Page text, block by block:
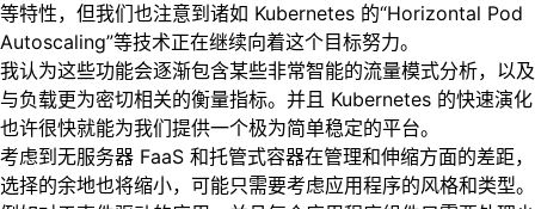
等特性，但我们也注意到诸如 Kubernetes 的“Horizontal Pod
Autoscaling”等技术正在继续向着这个目标努力。
我认为这些功能会逐渐包含某些非常智能的流量模式分析，以及
与负载更为密切相关的衡量指标。并且 Kubernetes 的快速演化
也许很快就能为我们提供一个极为简单稳定的平台。
考虑到无服务器 FaaS 和托管式容器在管理和伸缩方面的差距，
选择的余地也将缩小，可能只需要考虑应用程序的风格和类型。